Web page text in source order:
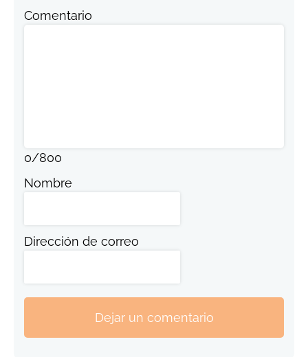
Comentario
0/800
Nombre
Dirección de correo
Dejar un comentario